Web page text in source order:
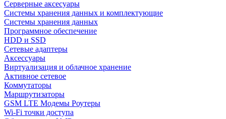
Серверные аксесуары
Системы хранения данных и комплектующие
Системы хранения данных
Программное обеспечение
HDD и SSD
Сетевые адаптеры
Аксессуары
Виртуализация и облачное хранение
Активное сетевое
Коммутаторы
Маршрутизаторы
GSM LTE Модемы Роутеры
Wi-Fi точки доступа